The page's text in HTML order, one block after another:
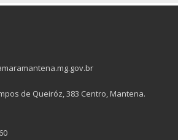
de Queiróz, 383 Centro, Mantena.